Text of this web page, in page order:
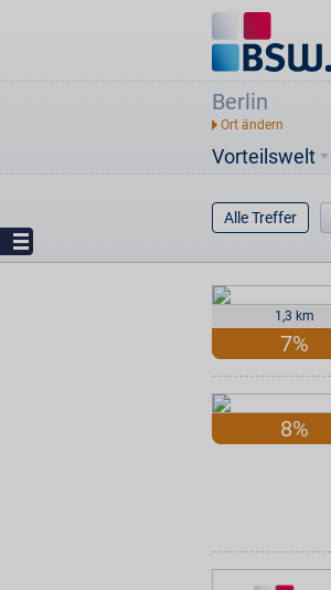
Berlin
Vorteilswelt
Alle Treffer
1,3 km
7%
8%